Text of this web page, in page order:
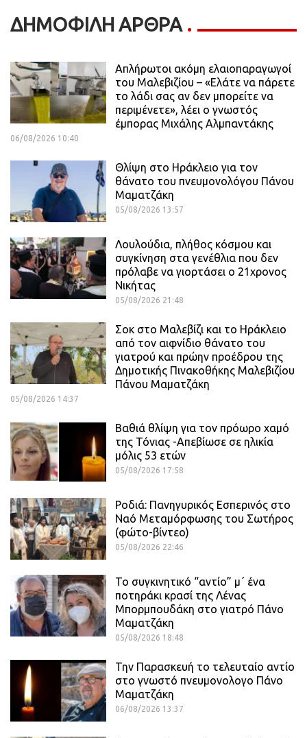
ΔΗΜΟΦΙΛΗ ΑΡΘΡΑ
Απλήρωτοι ακόμη ελαιοπαραγωγοί
του Μαλεβιζίου – «Ελάτε να πάρετε
το λάδι σας αν δεν μπορείτε να
περιμένετε», λέει ο γνωστός
έμπορας Μιχάλης Αλμπαντάκης
06/08/2026 10:40
Θλίψη στο Ηράκλειο για τον
θάνατο του πνευμονολόγου Πάνου
Μαματζάκη
05/08/2026 13:57
Λουλούδια, πλήθος κόσμου και
συγκίνηση στα γενέθλια που δεν
πρόλαβε να γιορτάσει ο 21χρονος
Νικήτας
05/08/2026 21:48
Σοκ στο Μαλεβίζι και το Ηράκλειο
από τον αιφνίδιο θάνατο του
γιατρού και πρώην προέδρου της
Δημοτικής Πινακοθήκης Μαλεβιζίου
Πάνου Μαματζάκη
05/08/2026 14:37
Βαθιά θλίψη για τον πρόωρο χαμό
της Τόνιας -Απεβίωσε σε ηλικία
μόλις 53 ετών
05/08/2026 17:58
Ροδιά: Πανηγυρικός Εσπερινός στο
Ναό Μεταμόρφωσης του Σωτήρος
(φώτο-βίντεο)
05/08/2026 22:46
Το συγκινητικό “αντίο” μ΄ ένα
ποτηράκι κρασί της Λένας
Μπορμπουδάκη στο γιατρό Πάνο
Μαματζάκη
05/08/2026 18:48
Την Παρασκευή το τελευταίο αντίο
στο γνωστό πνευμονολογο Πάνο
Μαματζάκη
06/08/2026 13:37